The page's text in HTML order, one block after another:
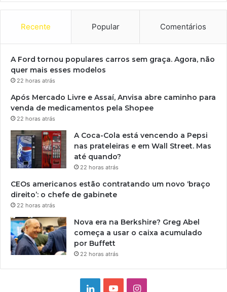
Recente Popular Comentários
A Ford tornou populares carros sem graça. Agora, não
quer mais esses modelos
22 horas atrás
Após Mercado Livre e Assaí, Anvisa abre caminho para
venda de medicamentos pela Shopee
22 horas atrás
A Coca-Cola está vencendo a Pepsi
nas prateleiras e em Wall Street. Mas
até quando?
22 horas atrás
CEOs americanos estão contratando um novo ‘braço
direito’: o chefe de gabinete
22 horas atrás
Nova era na Berkshire? Greg Abel
começa a usar o caixa acumulado
por Buffett
22 horas atrás
LinkedinYouTubeInstagram